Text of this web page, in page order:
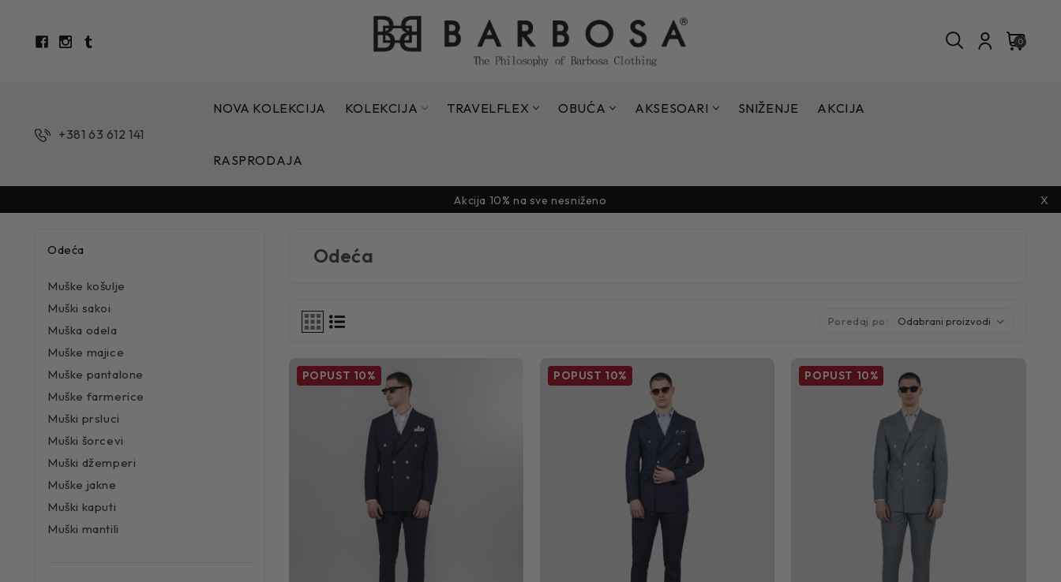
0
+381 63 612 141
NOVA KOLEKCIJA KOLEKCIJA TRAVELFLEX OBUĆA AKSESOARI SNIŽENJE AKCIJA
RASPRODAJA
X
Akcija 10% na sve nesniženo
Odeća
Muške košulje
Muški sakoi
Muška odela
Muške majice
Muške pantalone
Muške farmerice
Muški prsluci
Muški šorcevi
Muški džemperi
Muške jakne
Muški kaputi
Muški mantili
Odeća
Poredaj po:
POPUST 10% POPUST 10% POPUST 10%